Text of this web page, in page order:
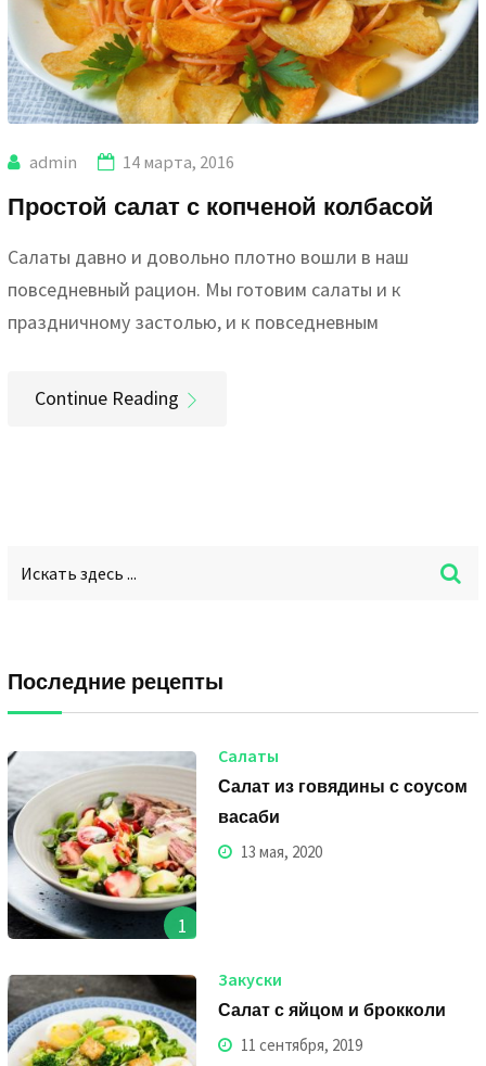
admin 14 марта, 2016
Простой салат с копченой колбасой
Салаты давно и довольно плотно вошли в наш
повседневный рацион. Мы готовим салаты и к
праздничному застолью, и к повседневным
Continue Reading
Последние рецепты
1
Салаты
Салат из говядины с соусом
васаби
13 мая, 2020
Закуски
Салат с яйцом и брокколи
11 сентября, 2019